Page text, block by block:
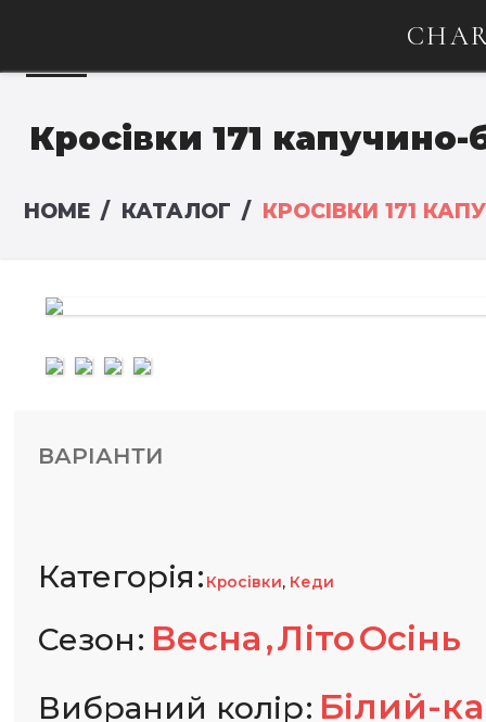
Кросівки 171 капучино-
HOME КАТАЛОГ КРОСІВКИ 171
ВАРІАНТИ
Категорія Кросівки, Кеди
Сезон Весна ЛітоОсінь
Вибраний колір Білий-